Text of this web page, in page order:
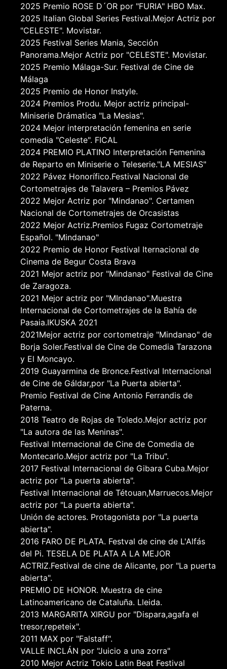
2025 Premio ROSE D´OR por "FURIA" HBO Max.
2025 Italian Global Series Festival.Mejor Actriz por
"CELESTE". Movistar.
2025 Festival Series Mania, Sección
Panorama.Mejor Actriz por "CELESTE". Movistar.
2025 Premio Málaga-Sur. Festival de Cine de
Málaga
2025 Premio de Honor Instyle.
2024 Premios Produ. Mejor actriz principal-
Miniserie Drámatica "La Mesias".
2024 Mejor interpretación femenina en serie
comedia "Celeste". FICAL
2024 PREMIO PLATINO Interpretación Femenina
de Reparto en Miniserie o Teleserie."LA MESIAS"
2022 Pávez Honorífico.Festival Nacional de
Cortometrajes de Talavera – Premios Pávez
2022 Mejor Actriz por "Mindanao". Certamen
Nacional de Cortometrajes de Orcasistas
2022 Mejor Actriz.Premios Fugaz Cortometraje
Español. "Mindanao"
2022 Premio de Honor Festival Iternacional de
Cinema de Begur Costa Brava
2021 Mejor actriz por "Mindanao" Festival de Cine
de Zaragoza.
2021 Mejor actriz por "MIndanao".Muestra
Internacional de Cortometrajes de la Bahía de
Pasaia.IKUSKA 2021
2021Mejor actriz por cortometraje "Mindanao" de
Borja Soler.Festival de Cine de Comedia Tarazona
y El Moncayo.
2019 Guayarmina de Bronce.Festival Internacional
de Cine de Gáldar,por "La Puerta abierta".
Premio Festival de Cine Antonio Ferrandis de
Paterna.
2018 Teatro de Rojas de Toledo.Mejor actriz por
"La autora de las Meninas".
Festival Internacional de Cine de Comedia de
Montecarlo.Mejor actriz por "La Tribu".
2017 Festival Internacional de Gibara Cuba.Mejor
actriz por "La puerta abierta".
Festival Internacional de Tétouan,Marruecos.Mejor
actriz por "La puerta abierta".
Unión de actores. Protagonista por "La puerta
abierta".
2016 FARO DE PLATA. Festval de cine de L'Alfás
del Pi. TESELA DE PLATA A LA MEJOR
ACTRIZ.Festival de cine de Alicante, por "La puerta
abierta".
PREMIO DE HONOR. Muestra de cine
Latinoamericano de Cataluña. Lleida.
2013 MARGARITA XIRGU por "Dispara,agafa el
tresor,repeteix".
2011 MAX por "Falstaff".
VALLE INCLÁN por "Juicio a una zorra"
2010 Mejor Actriz Tokio Latin Beat Festival